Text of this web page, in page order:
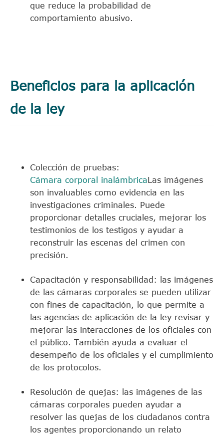
que reduce la probabilidad de
comportamiento abusivo.
Beneficios para la aplicación
de la ley
Colección de pruebas:
Cámara corporal inalámbricaLas imágenes
son invaluables como evidencia en las
investigaciones criminales. Puede
proporcionar detalles cruciales, mejorar los
testimonios de los testigos y ayudar a
reconstruir las escenas del crimen con
precisión.
Capacitación y responsabilidad: las imágenes
de las cámaras corporales se pueden utilizar
con fines de capacitación, lo que permite a
las agencias de aplicación de la ley revisar y
mejorar las interacciones de los oficiales con
el público. También ayuda a evaluar el
desempeño de los oficiales y el cumplimiento
de los protocolos.
Resolución de quejas: las imágenes de las
cámaras corporales pueden ayudar a
resolver las quejas de los ciudadanos contra
los agentes proporcionando un relato